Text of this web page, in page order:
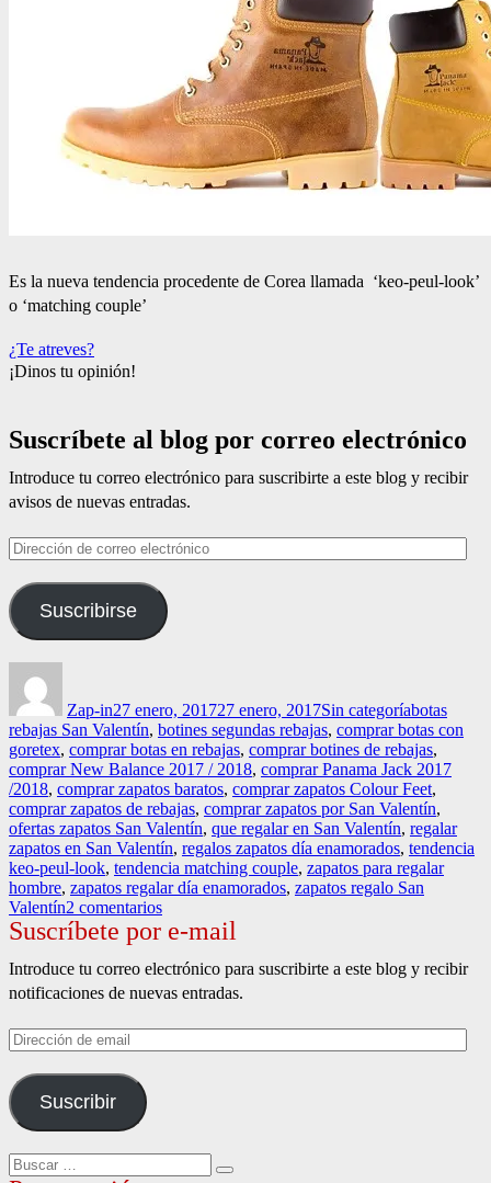
Es la nueva tendencia procedente de Corea llamada ‘keo-peul-look’
o ‘matching couple’
¿Te atreves?
¡Dinos tu opinión!
Suscríbete al blog por correo electrónico
Introduce tu correo electrónico para suscribirte a este blog y recibir
avisos de nuevas entradas.
Dirección
correo
electrónico
Suscribirse
Zap-in27 enero, 201727 enero, 2017Sin categoríabotas
rebajas San Valentín, botines segundas rebajas, comprar botas con
goretex, comprar botas en rebajas, comprar botines de rebajas,
comprar New Balance 2017 / 2018, comprar Panama Jack 2017
/2018, comprar zapatos baratos, comprar zapatos Colour Feet,
comprar zapatos de rebajas, comprar zapatos por San Valentín,
ofertas zapatos San Valentín, que regalar en San Valentín, regalar
zapatos en San Valentín, regalos zapatos día enamorados, tendencia
keo-peul-look, tendencia matching couple, zapatos para regalar
hombre, zapatos regalar día enamorados, zapatos regalo San
Valentín2 comentariosen
San
Valentín
en
in!
Suscríbete por e-mail
Introduce tu correo electrónico para suscribirte a este blog y recibir
notificaciones de nuevas entradas.
Dirección
email
Suscribir
Buscar
Buscar